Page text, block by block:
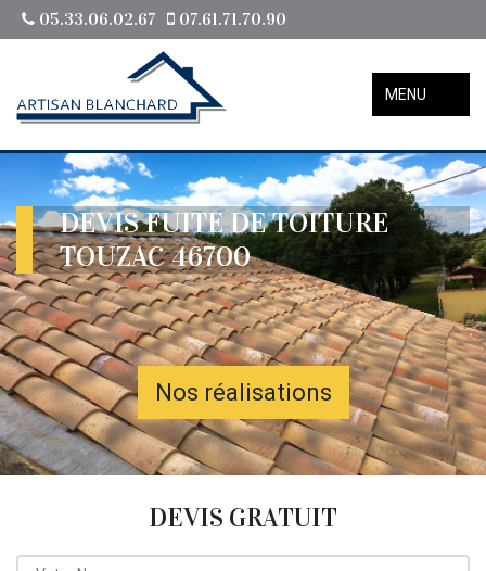
05.33.06.02.67 07.61.71.70.90
MENU
DEVIS FUITE DE TOITURE
TOUZAC 46700
Nos réalisations
DEVIS GRATUIT